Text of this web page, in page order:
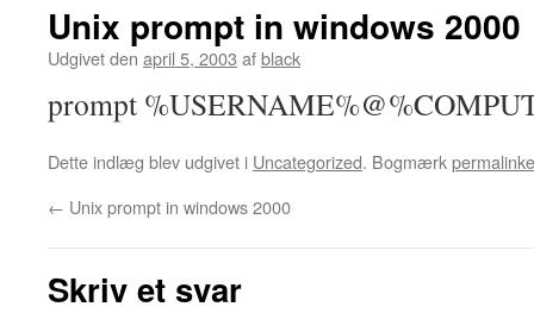
Unix prompt in windows 2000
Udgivet den april 5, 2003 afblack
prompt
Dette indlæg blev udgivet i Uncategorized. Bogmærk
← Unix prompt in windows 2000
Skriv et svar